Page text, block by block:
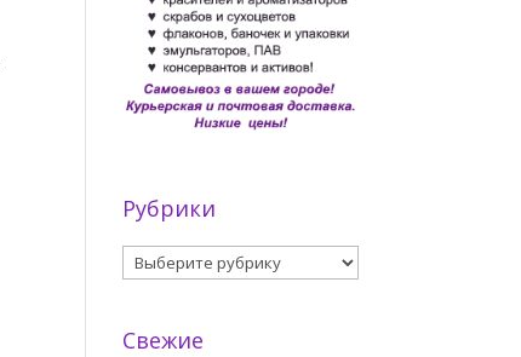
Рубрики
Рубрики
Свежие